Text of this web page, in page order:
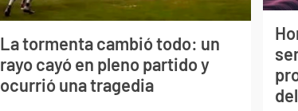
La tormenta cambió todo: un
rayo cayó en pleno partido y
ocurrió una tragedia